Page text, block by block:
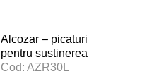
Alcozar – picaturi
pentru sustinerea
digestiei, a
Cod: AZR30L